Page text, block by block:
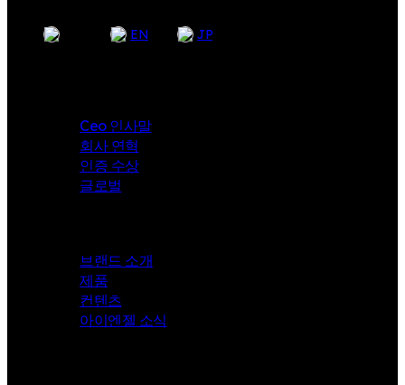
EN JP
Ceo 인사말
회사 연혁
인증 수상
글로벌
브랜드 소개
제품
컨텐츠
아이엔젤 소식